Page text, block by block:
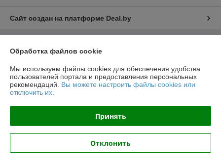
Сайт создан на платформе Deal.by
Информация для покупателя
Юридическое лицо: ООО "Насоскомплект - М"
220024, г. Минск, ул. Асаналиева, 27, офис 14
Регистрационный номер ЕГР: 192313709
Регистрационный орган: Минский Горисполком
Дата регистрации компании: 29.07.2014
Ссылка на свидетельство/лицензию
Обработка файлов cookie
Мы используем файлы cookies для обеспечения удобства
пользователей портала и предоставления персональных
рекомендаций. Вы можете настроить файлы cookies или
отключить их.
Принять
Отклонить